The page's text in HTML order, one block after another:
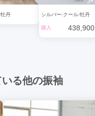
牡丹 シルバー クール 牡丹
購入 438,900
る他の振袖